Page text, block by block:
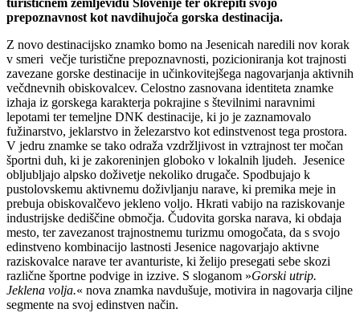
turističnem zemljevidu Slovenije ter okrepiti svojo
prepoznavnost kot navdihujoča gorska destinacija.
Z novo destinacijsko znamko bomo na Jesenicah naredili nov korak
v smeri večje turistične prepoznavnosti, pozicioniranja kot trajnosti
zavezane gorske destinacije in učinkovitejšega nagovarjanja aktivnih
večdnevnih obiskovalcev. Celostno zasnovana identiteta znamke
izhaja iz gorskega karakterja pokrajine s številnimi naravnimi
lepotami ter temeljne DNK destinacije, ki jo je zaznamovalo
fužinarstvo, jeklarstvo in železarstvo kot edinstvenost tega prostora.
V jedru znamke se tako odraža vzdržljivost in vztrajnost ter močan
športni duh, ki je zakoreninjen globoko v lokalnih ljudeh. Jesenice
obljubljajo alpsko doživetje nekoliko drugače. Spodbujajo k
pustolovskemu aktivnemu doživljanju narave, ki premika meje in
prebuja obiskovalčevo jekleno voljo. Hkrati vabijo na raziskovanje
industrijske dediščine območja. Čudovita gorska narava, ki obdaja
mesto, ter zavezanost trajnostnemu turizmu omogočata, da s svojo
edinstveno kombinacijo lastnosti Jesenice nagovarjajo aktivne
raziskovalce narave ter avanturiste, ki želijo presegati sebe skozi
različne športne podvige in izzive. S sloganom »Gorski utrip.
Jeklena volja.« nova znamka navdušuje, motivira in nagovarja ciljne
segmente na svoj edinstven način.